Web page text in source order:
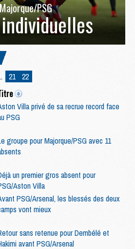
Majorque/PSG
21 22
Villa privé de sa recrue record face
PSG
groupe pour Majorque/PSG avec 11
un premier gros absent pour
Aston Villa
PSG/Arsenal, les blessés des deux
vont mieux
sans retenue pour Dembélé et
avant PSG/Arsenal